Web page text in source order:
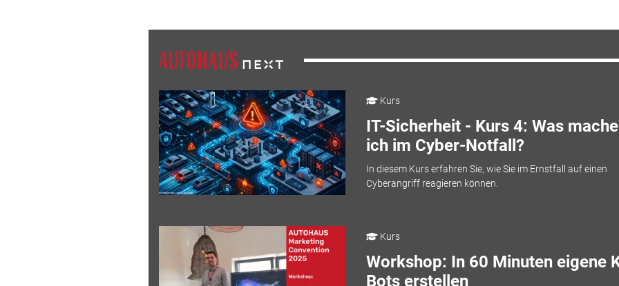
Kurs
IT-Sicherheit - Kurs 4: Was mache
ich im Cyber-Notfall?
In diesem Kurs erfahren Sie, wie Sie im Ernstfall auf einen
Cyberangriff reagieren können.
Kurs
Workshop: In 60 Minuten eigene
Bots erstellen